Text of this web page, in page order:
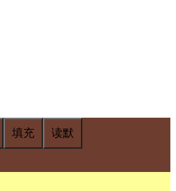
填充 读默